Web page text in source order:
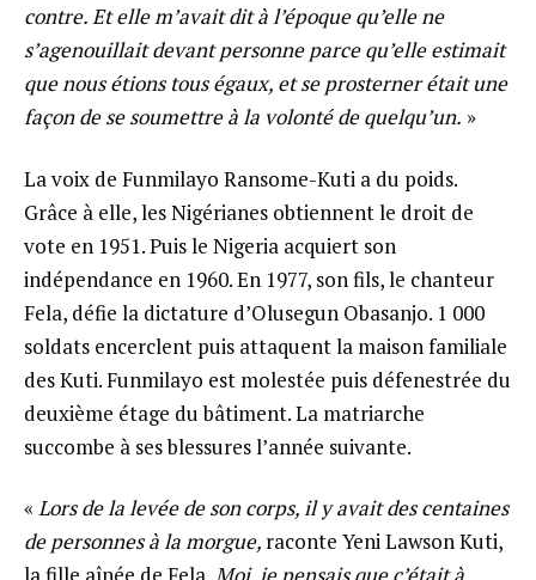
contre. Et elle m’avait dit à l’époque qu’elle ne
s’agenouillait devant personne parce qu’elle estimait
que nous étions tous égaux, et se prosterner était une
façon de se soumettre à la volonté de quelqu’un. »
La voix de Funmilayo Ransome-Kuti a du poids.
Grâce à elle, les Nigérianes obtiennent le droit de
vote en 1951. Puis le Nigeria acquiert son
indépendance en 1960. En 1977, son fils, le chanteur
Fela, défie la dictature d’Olusegun Obasanjo. 1 000
soldats encerclent puis attaquent la maison familiale
des Kuti. Funmilayo est molestée puis défenestrée du
deuxième étage du bâtiment. La matriarche
succombe à ses blessures l’année suivante.
« Lors de la levée de son corps, il y avait des centaines
de personnes à la morgue, raconte Yeni Lawson Kuti,